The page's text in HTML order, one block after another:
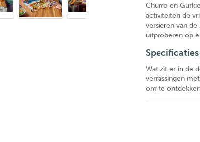
Churro en
activiteiten de
versieren van
uitproberen op
Specificaties
Wat zit er in de
verrassingen
om te